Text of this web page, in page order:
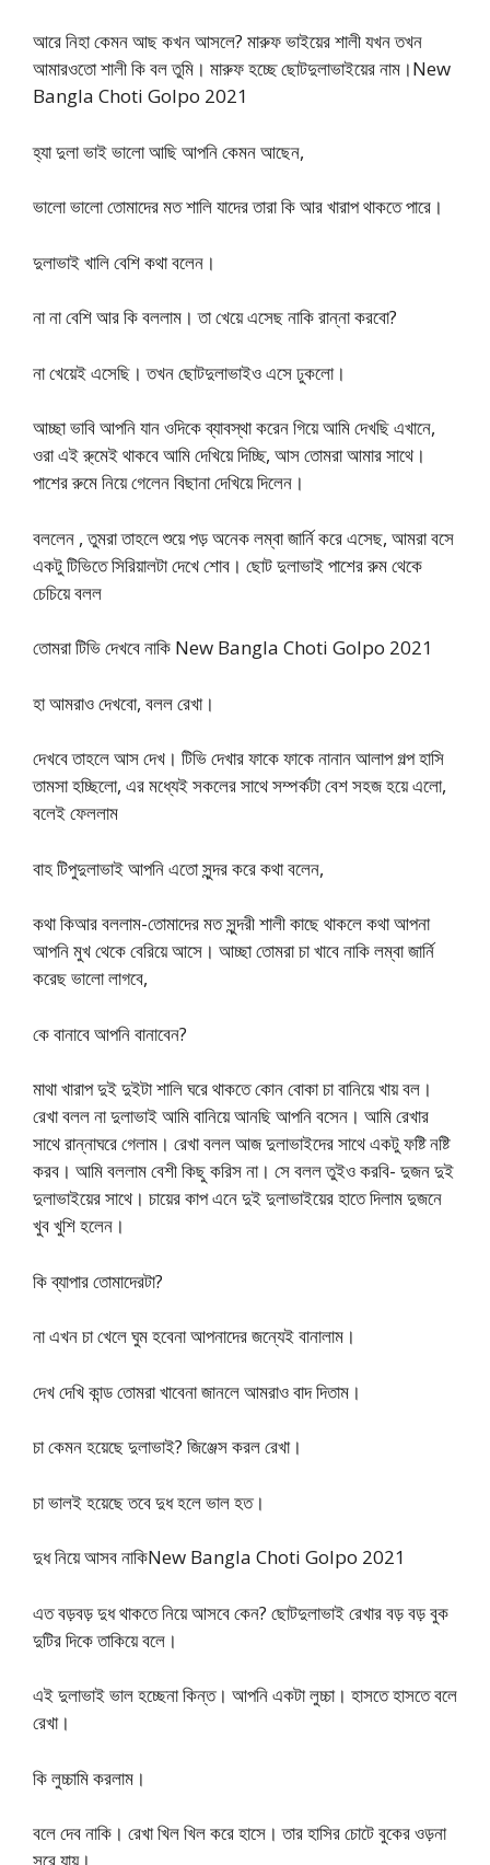
আরে নিহা কেমন আছ কখন আসলে? মারুফ ভাইয়ের শালী যখন তখন
আমারওতো শালী কি বল তুমি। মারুফ হচ্ছে ছোটদুলাভাইয়ের নাম।New
Bangla Choti Golpo 2021
হ্যা দুলা ভাই ভালো আছি আপনি কেমন আছেন,
ভালো ভালো তোমাদের মত শালি যাদের তারা কি আর খারাপ থাকতে পারে।
দুলাভাই খালি বেশি কথা বলেন।
না না বেশি আর কি বললাম। তা খেয়ে এসেছ নাকি রান্না করবো?
না খেয়েই এসেছি। তখন ছোটদুলাভাইও এসে ঢুকলো।
আচ্ছা ভাবি আপনি যান ওদিকে ব্যাবস্থা করেন গিয়ে আমি দেখছি এখানে,
ওরা এই রু্মেই থাকবে আমি দেখিয়ে দিচ্ছি, আস তোমরা আমার সাথে।
পাশের রুমে নিয়ে গেলেন বিছানা দেখিয়ে দিলেন।
বললেন , তুমরা তাহলে শুয়ে পড় অনেক লম্বা জার্নি করে এসেছ, আমরা বসে
একটু টিভিতে সিরিয়ালটা দেখে শোব। ছোট দুলাভাই পাশের রুম থেকে
চেচিয়ে বলল
তোমরা টিভি দেখবে নাকি New Bangla Choti Golpo 2021
হা আমরাও দেখবো, বলল রেখা।
দেখবে তাহলে আস দেখ। টিভি দেখার ফাকে ফাকে নানান আলাপ গল্প হাসি
তামসা হচ্ছিলো, এর মধ্যেই সকলের সাথে সম্পর্কটা বেশ সহজ হয়ে এলো,
বলেই ফেললাম
বাহ টিপুদুলাভাই আপনি এতো সুন্দর করে কথা বলেন,
কথা কিআর বললাম-তোমাদের মত সুন্দরী শালী কাছে থাকলে কথা আপনা
আপনি মুখ থেকে বেরিয়ে আসে। আচ্ছা তোমরা চা খাবে নাকি লম্বা জার্নি
করেছ ভালো লাগবে,
কে বানাবে আপনি বানাবেন?
মাথা খারাপ দুই দুইটা শালি ঘরে থাকতে কোন বোকা চা বানিয়ে খায় বল।
রেখা বলল না দুলাভাই আমি বানিয়ে আনছি আপনি বসেন। আমি রেখার
সাথে রান্নাঘরে গেলাম। রেখা বলল আজ দুলাভাইদের সাথে একটু ফষ্টি নষ্টি
করব। আমি বললাম বেশী কিছু করিস না। সে বলল তুইও করবি- দুজন দুই
দুলাভাইয়ের সাথে। চায়ের কাপ এনে দুই দুলাভাইয়ের হাতে দিলাম দুজনে
খুব খুশি হলেন।
কি ব্যাপার তোমাদেরটা?
না এখন চা খেলে ঘুম হবেনা আপনাদের জন্যেই বানালাম।
দেখ দেখি কান্ড তোমরা খাবেনা জানলে আমরাও বাদ দিতাম।
চা কেমন হয়েছে দুলাভাই? জিঞ্জেস করল রেখা।
চা ভালই হয়েছে তবে দুধ হলে ভাল হত।
দুধ নিয়ে আসব নাকিNew Bangla Choti Golpo 2021
এত বড়বড় দুধ থাকতে নিয়ে আসবে কেন? ছোটদুলাভাই রেখার বড় বড় বুক
দুটির দিকে তাকিয়ে বলে।
এই দুলাভাই ভাল হচ্ছেনা কিন্ত। আপনি একটা লুচ্চা। হাসতে হাসতে বলে
রেখা।
কি লুচ্চামি করলাম।
বলে দেব নাকি। রেখা খিল খিল করে হাসে। তার হাসির চোটে বুকের ওড়না